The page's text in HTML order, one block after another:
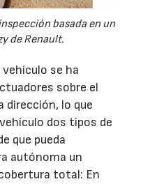
basada en un
de Renault.
se ha
sobre el
dirección, lo que
dos tipos de
que pueda
autónoma un
total: En